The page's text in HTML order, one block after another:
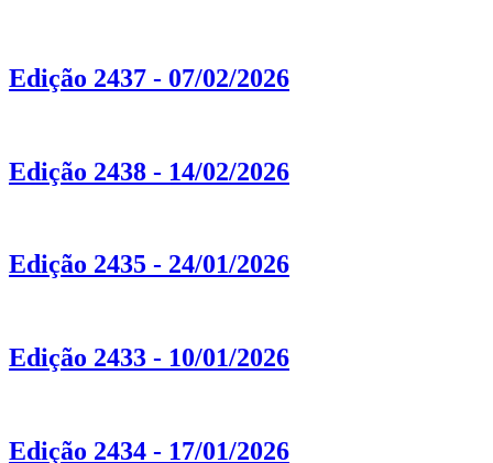
Edição 2437 - 07/02/2026
Edição 2438 - 14/02/2026
Edição 2435 - 24/01/2026
Edição 2433 - 10/01/2026
Edição 2434 - 17/01/2026